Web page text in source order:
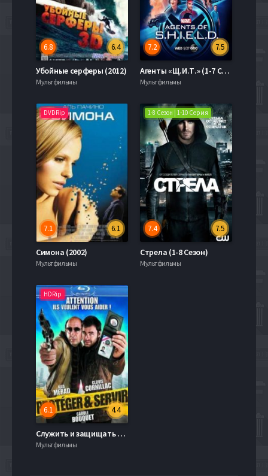
6.4
6.8
Убойные серферы (2012)
Мультфильмы
7.5
7.2
Агенты «Щ.И.Т.» (1-7 Сезон)
Мультфильмы
DVDRip
6.1
7.1
Симона (2002)
Мультфильмы
1-8 Сезон | 1-10 Серия
7.5
7.4
Стрела (1-8 Сезон)
Мультфильмы
HDRip
4.4
6.1
Служить и защищать (2010)
Мультфильмы